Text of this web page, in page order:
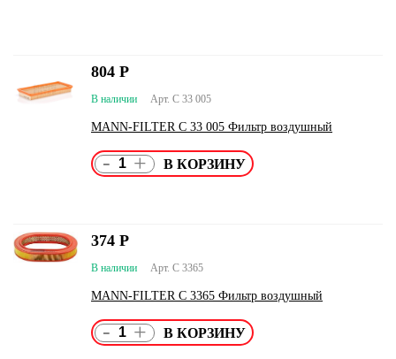
Арт. C 33 005
В наличии
MANN-FILTER C 33 005 Фильтр воздушный
804 Р
- +
Арт. C 3365
В наличии
MANN-FILTER C 3365 Фильтр воздушный
374 Р
- +